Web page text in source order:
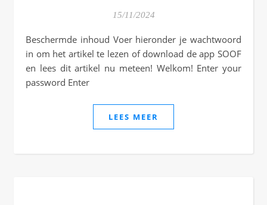
15/11/2024
Beschermde inhoud Voer hieronder je wachtwoord
in om het artikel te lezen of download de app SOOF
en lees dit artikel nu meteen! Welkom! Enter your
password Enter
LEES MEER